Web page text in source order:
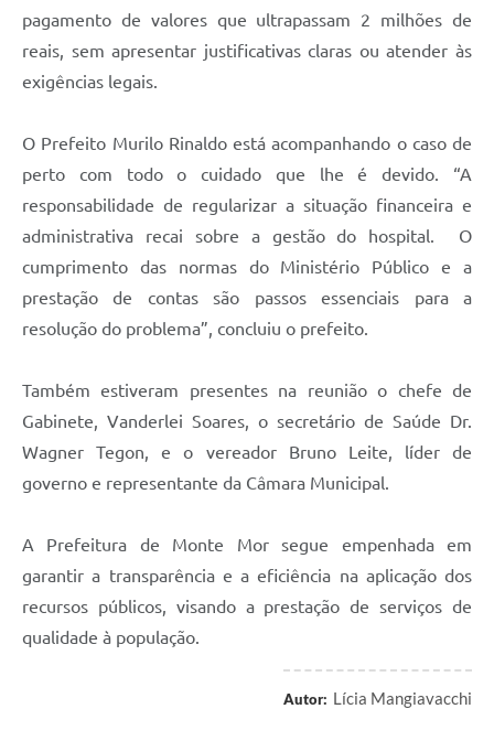
pagamento de valores que ultrapassam 2 milhões de
reais, sem apresentar justificativas claras ou atender às
exigências legais.
O Prefeito Murilo Rinaldo está acompanhando o caso de
perto com todo o cuidado que lhe é devido. “A
responsabilidade de regularizar a situação financeira e
administrativa recai sobre a gestão do hospital. O
cumprimento das normas do Ministério Público e a
prestação de contas são passos essenciais para a
resolução do problema”, concluiu o prefeito.
Também estiveram presentes na reunião o chefe de
Gabinete, Vanderlei Soares, o secretário de Saúde Dr.
Wagner Tegon, e o vereador Bruno Leite, líder de
governo e representante da Câmara Municipal.
A Prefeitura de Monte Mor segue empenhada em
garantir a transparência e a eficiência na aplicação dos
recursos públicos, visando a prestação de serviços de
qualidade à população.
Autor: Lícia Mangiavacchi